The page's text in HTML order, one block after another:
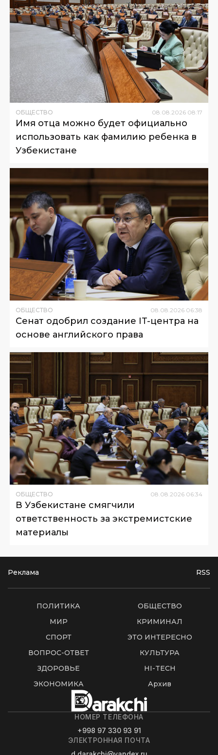
ОБЩЕСТВО 08 08 2026 08:17
Имя отца можно будет официально
использовать как фамилию ребенка в
Узбекистане
ОБЩЕСТВО 08.08.2026 06:38
Сенат одобрил создание IT-центра на
основе английского права
ОБЩЕСТВО 08.08.2026 06:34
В Узбекистане смягчили
ответственность за экстремистские
материалы
Реклама RSS
ПОЛИТИКА
ОБЩЕСТВО
МИР
КРИМИНАЛ
СПОРТ
ЭТО ИНТЕРЕСНО
ВОПРОС-ОТВЕТ
КУЛЬТУРА
ЗДОРОВЬЕ
HI-TECH
ЭКОНОМИКА
Архив
НОМЕР ТЕЛЕФОНА
+998 97 330 93 91
ЭЛЕКТРОННАЯ ПОЧТА